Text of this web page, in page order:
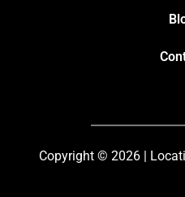
Copyright © 2026 |